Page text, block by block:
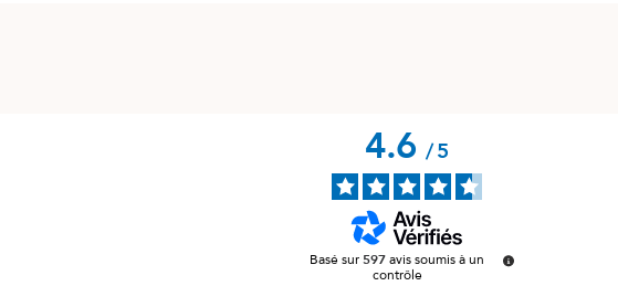
4.6/5
Basé sur597avis soumis à un
contrôle